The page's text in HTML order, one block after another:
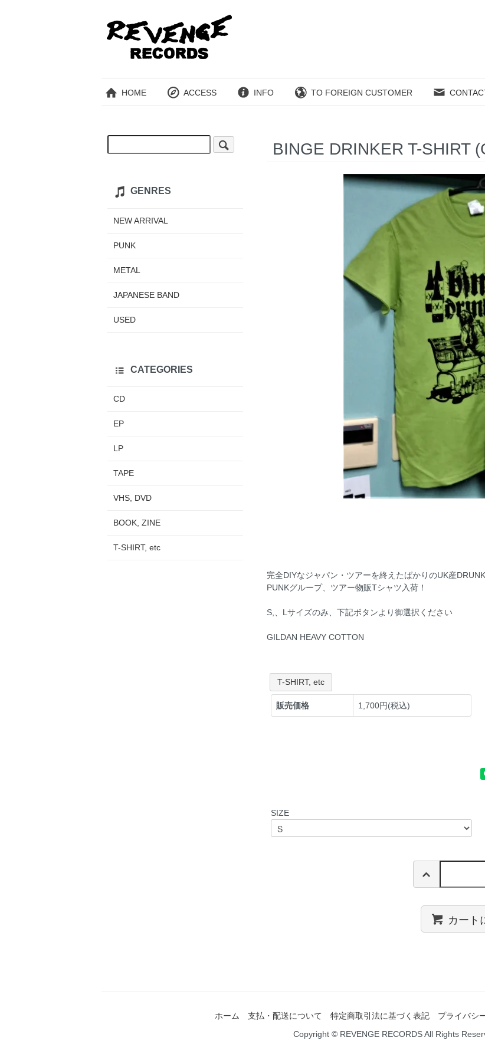
HOME ACCESS INFO TO FOREIGN CUSTOMER
BINGE DRINKER T-SHIRT
完全DIYなジャパン・ツアーを終えたばかりのUK産
PUNKグループ、ツアー物販Tシャツ入荷！
S,、Lサイズのみ、下記ボタンより御選択ください
GILDAN HEAVY COTTON
T-SHIRT, etc
販売価格 1,700円(税込)
SIZE
カート
GENRES
NEW ARRIVAL
PUNK
METAL
JAPANESE BAND
USED
CATEGORIES
CD
EP
LP
TAPE
VHS, DVD
BOOK, ZINE
T-SHIRT, etc
ホーム 支払・配送について 特定商取引法に基づく表記 プライバシ
Copyright © REVENGE RECORDS All Rights